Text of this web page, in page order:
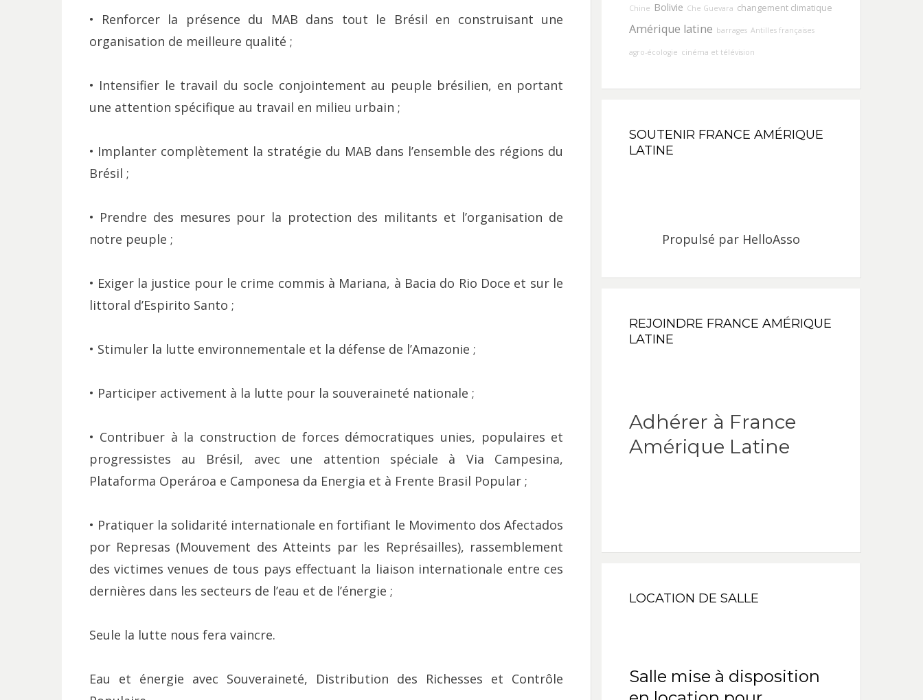
• Renforcer la présence du MAB dans tout le Brésil en construisant une
organisation de meilleure qualité ;
• Intensifier le travail du socle conjointement au peuple brésilien, en portant
une attention spécifique au travail en milieu urbain ;
• Implanter complètement la stratégie du MAB dans l’ensemble des régions du
Brésil ;
• Prendre des mesures pour la protection des militants et l’organisation de
notre peuple ;
• Exiger la justice pour le crime commis à Mariana, à Bacia do Rio Doce et sur le
littoral d’Espirito Santo ;
• Stimuler la lutte environnementale et la défense de l’Amazonie ;
• Participer activement à la lutte pour la souveraineté nationale ;
• Contribuer à la construction de forces démocratiques unies, populaires et
progressistes au Brésil, avec une attention spéciale à Via Campesina,
Plataforma Operároa e Camponesa da Energia et à Frente Brasil Popular ;
• Pratiquer la solidarité internationale en fortifiant le Movimento dos Afectados
por Represas (Mouvement des Atteints par les Représailles), rassemblement
des victimes venues de tous pays effectuant la liaison internationale entre ces
dernières dans les secteurs de l’eau et de l’énergie ;
Seule la lutte nous fera vaincre.
Eau et énergie avec Souveraineté, Distribution des Richesses et Contrôle
Chine Bolivie Che Guevara changement climatique
Amérique latine barrages Antilles françaises
agro-écologie cinéma et télévision
SOUTENIR FRANCE AMÉRIQUE
LATINE
Propulsé par HelloAsso
REJOINDRE FRANCE AMÉRIQUE
LATINE
Adhérer à France
Amérique Latine
LOCATION DE SALLE
Salle mise à disposition